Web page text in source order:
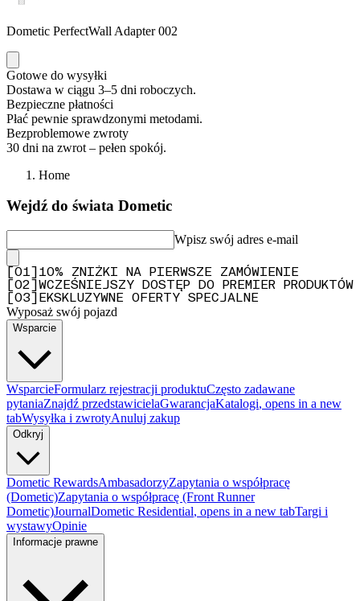
Dometic PerfectWall Adapter 002
Gotowe do wysyłki
Dostawa w ciągu 3–5 dni roboczych.
Bezpieczne płatności
Płać pewnie sprawdzonymi metodami.
Bezproblemowe zwroty
30 dni na zwrot – pełen spokój.
Home
Wejdź do świata Dometic
Wpisz swój adres e-mail
01
10% ZNIŻKI NA PIERWSZE ZAMÓWIENIE
02
WCZEŚNIEJSZY DOSTĘP DO PREMIER PRODUKTÓW
03 EKSKLUZYWNE OFERTY SPECJALNE
Wyposaż swój pojazd
Wsparcie
WsparcieFormularz rejestracji produktuCzęsto zadawane
pytaniaZnajdź przedstawicielaGwarancjaKatalogi, opens in a new
tabWysyłka i zwrotyAnuluj zakup
Odkryj
Dometic RewardsAmbasadorzyZapytania o współpracę
(Dometic)Zapytania o współpracę (Front Runner
Dometic)JournalDometic Residential, opens in a new tabTargi i
wystawyOpinie
Informacje prawne